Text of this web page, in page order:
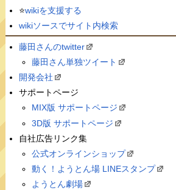
⭐️wikiを支援する
wikiソースでサイト内検索
藤田さんのtwitter
藤田さん単独ツイート
開発会社
サポートページ
MIX版 サポートページ
3D版 サポートページ
自社広告リンク集
公式オンラインショップ
動く！ようとん場 LINEスタンプ
ようとん劇場